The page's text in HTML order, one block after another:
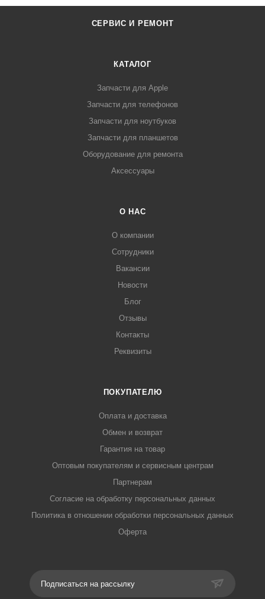
СЕРВИС И РЕМОНТ
КАТАЛОГ
Запчасти для Apple
Запчасти для телефонов
Запчасти для ноутбуков
Запчасти для планшетов
Оборудование для ремонта
Аксессуары
О НАС
О компании
Сотрудники
Вакансии
Новости
Блог
Отзывы
Контакты
Реквизиты
ПОКУПАТЕЛЮ
Оплата и доставка
Обмен и возврат
Гарантия на товар
Оптовым покупателям и сервисным центрам
Партнерам
Согласие на обработку персональных данных
Политика в отношении обработки персональных данных
Оферта
Подписаться на рассылку